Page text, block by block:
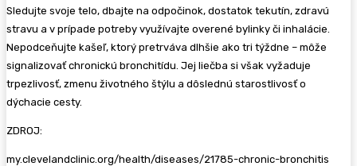
Sledujte svoje telo, dbajte na odpočinok, dostatok tekutín, zdravú
stravu a v prípade potreby využívajte overené bylinky či inhalácie.
Nepodceňujte kašeľ, ktorý pretrváva dlhšie ako tri týždne – môže
signalizovať chronickú bronchitídu. Jej liečba si však vyžaduje
trpezlivosť, zmenu životného štýlu a dôslednú starostlivosť o
dýchacie cesty.
ZDROJ:
my.clevelandclinic.org/health/diseases/21785-chronic-bronchitis